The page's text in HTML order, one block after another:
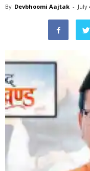
By Devbhoomi Aajtak - July